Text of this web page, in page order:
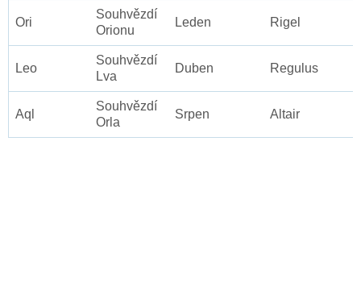
Ori
Souhvězdí
Orionu
Leden Rigel
Leo
Souhvězdí
Lva
Duben Regulus
Aql
Souhvězdí
Orla
Srpen Altair